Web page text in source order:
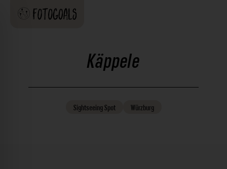
Käppele
SightseeingSpot Würzburg